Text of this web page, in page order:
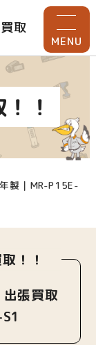
取
MENU
！
製｜MR-P15E-
！！
張買取